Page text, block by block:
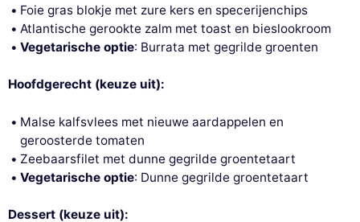
Foie gras blokje met zure kers en specerijenchips
Atlantische gerookte zalm met toast en bieslookroom
Vegetarische optie: Burrata met gegrilde groenten
Hoofdgerecht (keuze uit):
Malse kalfsvlees met nieuwe aardappelen en
geroosterde tomaten
Zeebaarsfilet met dunne gegrilde groentetaart
Vegetarische optie: Dunne gegrilde groentetaart
Dessert (keuze uit):